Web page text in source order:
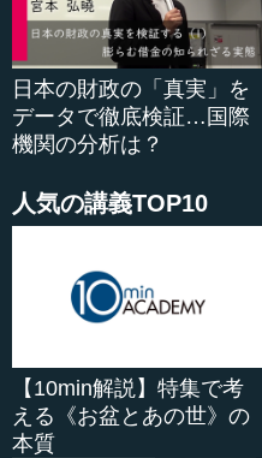
日本の財政の「真実」を
データで徹底検証…国際
機関の分析は？
人気の講義TOP10
【10min解説】特集で考
える《お盆とあの世》の
本質